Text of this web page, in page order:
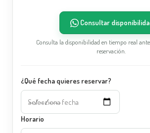
Consultar
Consulta la disponibilidad en tiempo real
reservación.
¿Qué fecha quieres reservar?
Horario